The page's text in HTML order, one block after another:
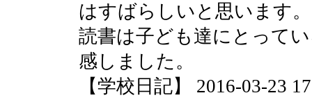
はすばらしいと思います。
読書は子ども達にとって
感しました。
【学校日記】 2016-03-23